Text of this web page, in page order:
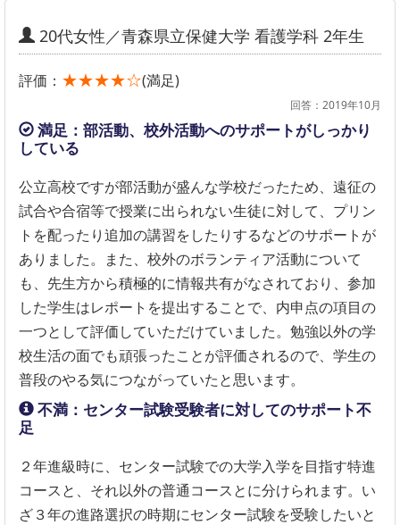
20代女性／青森県立保健大学 看護学科 2年生
評価： ★★★★☆(満足)
回答：2019年10月
満足：部活動、校外活動へのサポートがしっかり
している
公立高校ですが部活動が盛んな学校だったため、遠征の
試合や合宿等で授業に出られない生徒に対して、プリン
トを配ったり追加の講習をしたりするなどのサポートが
ありました。また、校外のボランティア活動について
も、先生方から積極的に情報共有がなされており、参加
した学生はレポートを提出することで、内申点の項目の
一つとして評価していただけていました。勉強以外の学
校生活の面でも頑張ったことが評価されるので、学生の
普段のやる気につながっていたと思います。
不満：センター試験受験者に対してのサポート不
足
２年進級時に、センター試験での大学入学を目指す特進
コースと、それ以外の普通コースとに分けられます。い
ざ３年の進路選択の時期にセンター試験を受験したいと